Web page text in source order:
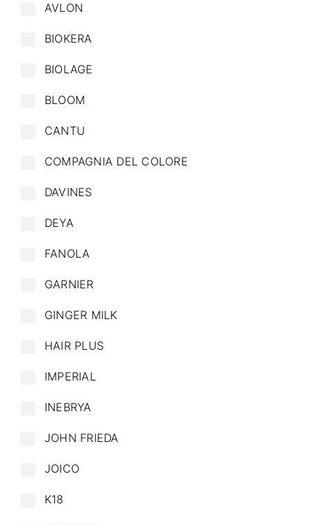
AVLON
BIOKERA
BIOLAGE
BLOOM
CANTU
COMPAGNIA DEL COLORE
DAVINES
DEYA
FANOLA
GARNIER
GINGER MILK
HAIR PLUS
IMPERIAL
INEBRYA
JOHN FRIEDA
JOICO
K18